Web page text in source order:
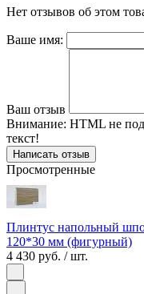
Нет отзывов об этом
Ваше имя:
Ваш отзыв
Внимание: HTML не
текст!
Написать отзыв
Просмотренные
Плинтус напольный
120*30 мм (фигурный)
4 430 руб. / шт.